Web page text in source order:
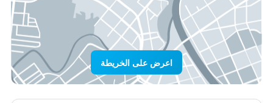
اعرض على الخريطة